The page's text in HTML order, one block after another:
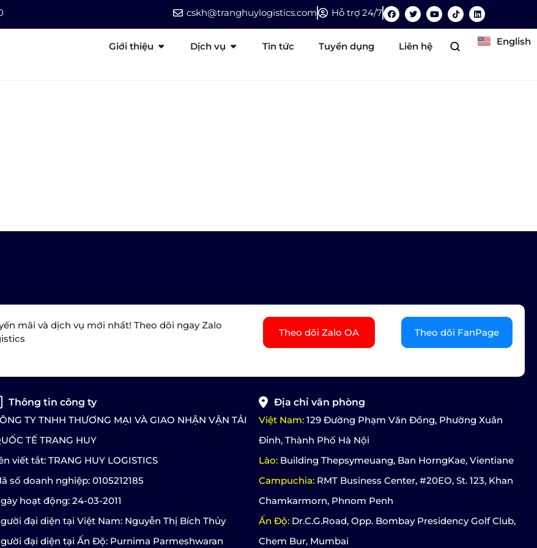
cskh@tranghuylogistics.com Hỗ trợ 24/7
Giới thiệu Dịch vụ Tin tức Tuyển dụng Liên hệ English
mãi và dịch vụ mới nhất! Theo dõi ngay Zalo
Theo dõi Zalo OA Theo dõi FanPage
Thông tin công ty
TY TNHH THƯƠNG MẠI VÀ GIAO NHẬN VẬN TẢI
TẾ TRANG HUY
viết tắt: TRANG HUY LOGISTICS
số doanh nghiệp: 0105212185
hoạt động: 24-03-2011
đại diện tại Việt Nam: Nguyễn Thị Bích Thủy
đại diện tại Ấn Độ: Purnima Parmeshwaran
Địa chỉ văn phòng
Việt Nam: 129 Đường Phạm Văn Đồng, Phường Xuân
Đỉnh, Thành Phố Hà Nội
Lào: Building Thepsymeuang, Ban HorngKae, Vientiane
Campuchia: RMT Business Center, #20EO, St. 123, Khan
Chamkarmorn, Phnom Penh
Ấn Độ: Dr.C.G.Road, Opp. Bombay Presidency Golf Club,
Chem Bur, Mumbai